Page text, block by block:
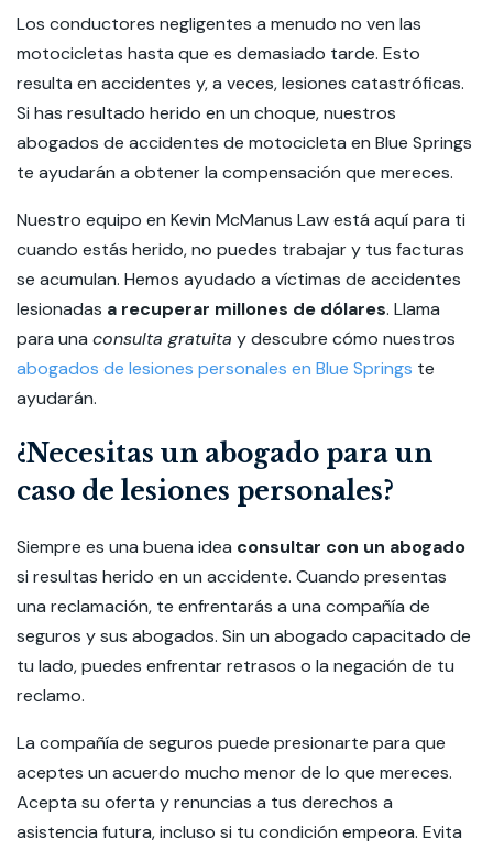
Los conductores negligentes a menudo no ven las
motocicletas hasta que es demasiado tarde. Esto
resulta en accidentes y, a veces, lesiones catastróficas.
Si has resultado herido en un choque, nuestros
abogados de accidentes de motocicleta en Blue Springs
te ayudarán a obtener la compensación que mereces.
Nuestro equipo en Kevin McManus Law está aquí para ti
cuando estás herido, no puedes trabajar y tus facturas
se acumulan. Hemos ayudado a víctimas de accidentes
lesionadas a recuperar millones de dólares. Llama
para una consulta gratuita y descubre cómo nuestros
abogados de lesiones personales en Blue Springs te
ayudarán.
¿Necesitas un abogado para un
caso de lesiones personales?
Siempre es una buena idea consultar con un abogado
si resultas herido en un accidente. Cuando presentas
una reclamación, te enfrentarás a una compañía de
seguros y sus abogados. Sin un abogado capacitado de
tu lado, puedes enfrentar retrasos o la negación de tu
reclamo.
La compañía de seguros puede presionarte para que
aceptes un acuerdo mucho menor de lo que mereces.
Acepta su oferta y renuncias a tus derechos a
asistencia futura, incluso si tu condición empeora. Evita